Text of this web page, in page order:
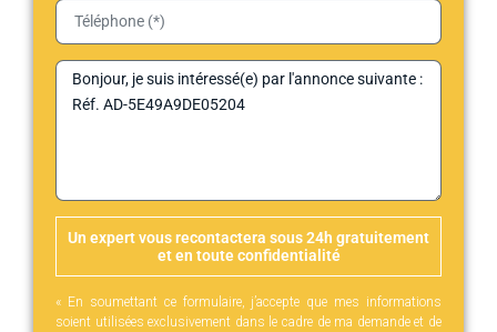
Un expert vous recontactera sous 24h gratuitement
et en toute confidentialité
« En soumettant ce formulaire, j’accepte que mes informations
soient utilisées exclusivement dans le cadre de ma demande et de